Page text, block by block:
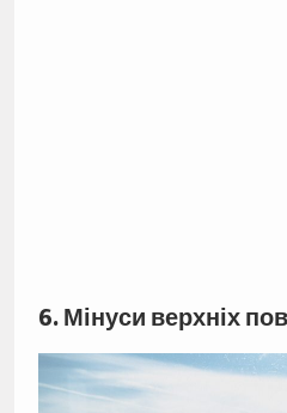
6. Мінуси верхніх